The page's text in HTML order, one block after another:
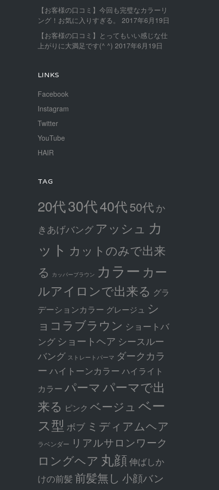
【お客様の口コミ】今回も完璧なカラーリ
ング！お気に入りすぎる。
2017年6月19日
【お客様の口コミ】とってもいい感じな仕
上がりに大満足です(^ ^) 2017年6月19日
LINKS
Facebook
Instagram
Twitter
YouTube
HAIR
TAG
20代30代40代50代 か
きあげバング アッシュ カ
ット カットのみで出来
る カッパーブラウン カラー カー
ルアイロンで出来る グラ
デーションカラー グレージュ シ
ョコラブラウン ショートバ
ング ショートヘア シースルー
バング ストレートパーマ ダークカラ
ー ハイトーンカラー ハイライト
カラー パーマ パーマで出
来る ピンク ベージュ ベー
ス型 ボブ ミディアムヘア
ラベンダー リアルサロンワーク
ロングヘア 丸顔伸ばしか
けの前髪前髪無し 小顔バン